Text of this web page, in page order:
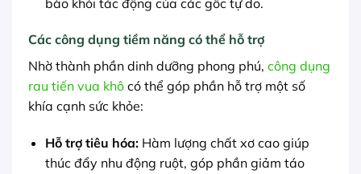
Các công dụng tiềm năng có thể hỗ trợ
Nhờ thành phần dinh dưỡng phong phú, công dụng
rau tiến vua khô có thể góp phần hỗ trợ một số
khía cạnh sức khỏe:
Hỗ trợ tiêu hóa:Hàm lượng chất xơ cao giúp
thúc đẩy nhu động ruột, góp phần giảm táo